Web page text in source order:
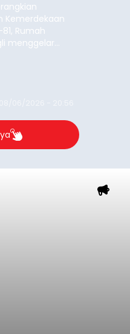
Kemerdekaan
Rumah
menggelar